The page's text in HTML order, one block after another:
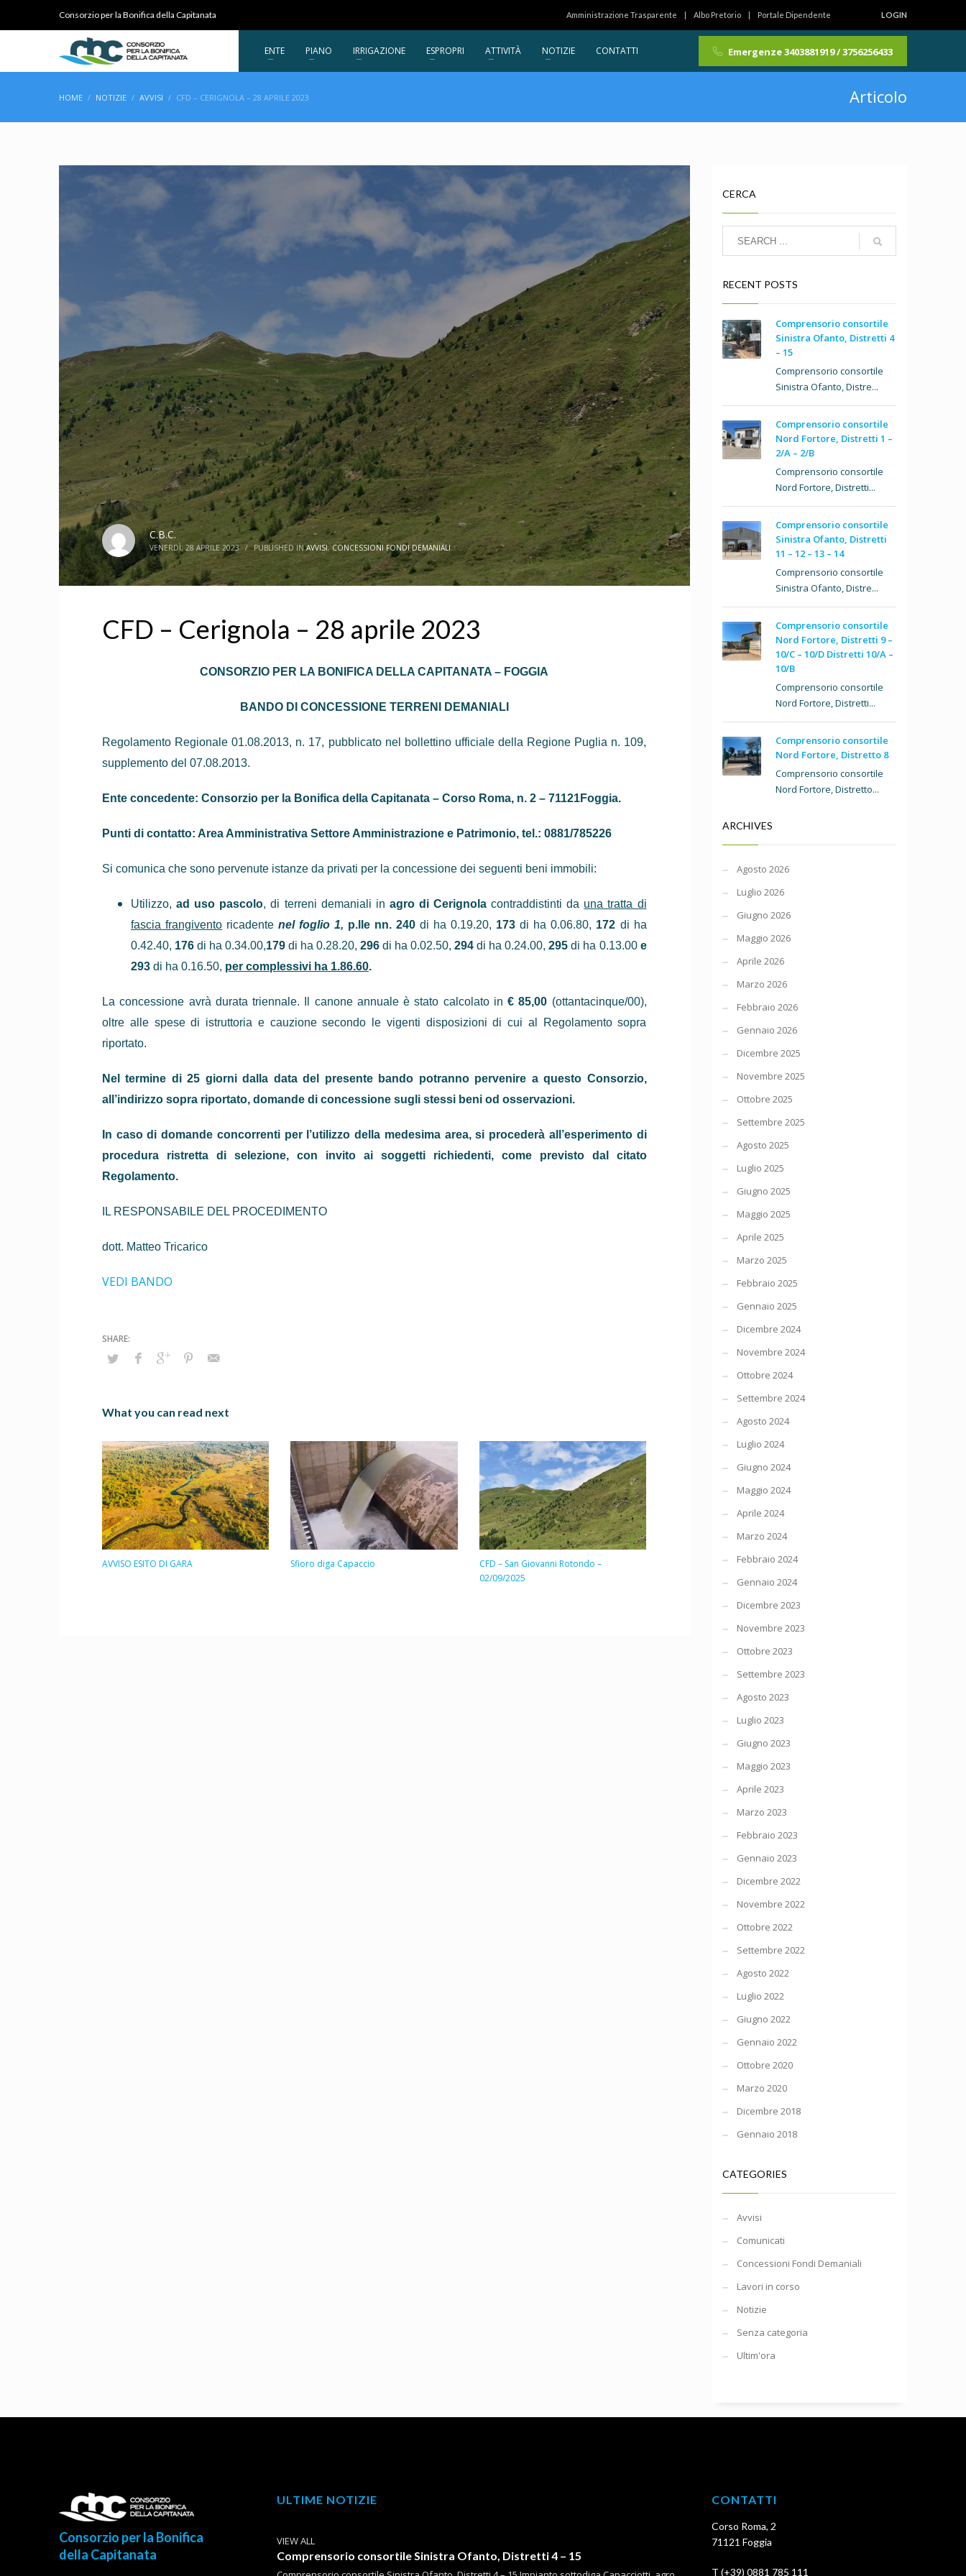
Consorzio per la Bonifica della Capitanata Amministrazione Trasparente Albo Pretorio Portale Dipendente LOGIN
ENTE PIANO IRRIGAZIONE ESPROPRI ATTIVITÀ NOTIZIE CONTATTI Emergenze 3403881919 / 3756256433
HOME NOTIZIE AVVISI CFD – CERIGNOLA – 28 APRILE 2023 Articolo
C.B.C.
VENERDÌ, 28 APRILE 2023 / PUBLISHED INAVVISI, CONCESSIONI FONDI DEMANIALI
CFD – Cerignola – 28 aprile 2023
CONSORZIO PER LA BONIFICA DELLA CAPITANATA – FOGGIA
BANDO DI CONCESSIONE TERRENI DEMANIALI
Regolamento Regionale 01.08.2013, n. 17, pubblicato nel bollettino ufficiale della Regione Puglia n. 109,
supplemento del 07.08.2013.
Ente concedente: Consorzio per la Bonifica della Capitanata – Corso Roma, n. 2 – 71121Foggia.
Punti di contatto: Area Amministrativa Settore Amministrazione e Patrimonio, tel.: 0881/785226
Si comunica che sono pervenute istanze da privati per la concessione dei seguenti beni immobili:
Utilizzo,ad uso pascolo, di terreni demaniali in agro di Cerignola contraddistinti da una tratta di
fascia frangivento ricadentenel foglio 1, p.lle nn. 240di ha 0.19.20, 173 di ha 0.06.80, 172 di ha
0.42.40, 176 di ha 0.34.00,179 di ha 0.28.20,296 di ha 0.02.50,294 di ha 0.24.00,295di ha 0.13.00e
293 di ha 0.16.50, per complessivi ha 1.86.60.
La concessione avrà durata triennale. Il canone annuale è stato calcolato in € 85,00 (ottantacinque/00),
oltre alle spese di istruttoria e cauzione secondo le vigenti disposizioni di cui al Regolamento sopra
riportato.
Nel termine di 25 giorni dalla data del presente bando potranno pervenire a que­sto Consorzio,
all’indirizzo sopra riportato, domande di concessione sugli stessi beni od osserva­zioni.
In caso di domande concorrenti per l’utilizzo della medesima area, si procederà all’esperimento di
procedura ristretta di selezione, con invito ai soggetti richiedenti, come previsto dal citato
Regolamen­to.
IL RESPONSABILE DEL PROCEDIMENTO
dott. Matteo Tricarico
VEDI BANDO
What you can read next
AVVISO ESITO DI GARA Sfioro diga Capaccio
CFD – San Giovanni Rotondo –
02/09/2025
CERCA
RECENT POSTS
Comprensorio consortile
Sinistra Ofanto, Distretti 4
– 15
Comprensorio consortile
Sinistra Ofanto, Distre...
Comprensorio consortile
Nord Fortore, Distretti 1 –
2/A – 2/B
Comprensorio consortile
Nord Fortore, Distretti...
Comprensorio consortile
Sinistra Ofanto, Distretti
11 – 12 – 13 – 14
Comprensorio consortile
Sinistra Ofanto, Distre...
Comprensorio consortile
Nord Fortore, Distretti 9 –
10/C – 10/D Distretti 10/A –
10/B
Comprensorio consortile
Nord Fortore, Distretti...
Comprensorio consortile
Nord Fortore, Distretto 8
Comprensorio consortile
Nord Fortore, Distretto...
ARCHIVES
Agosto 2026
Luglio 2026
Giugno 2026
Maggio 2026
Aprile 2026
Marzo 2026
Febbraio 2026
Gennaio 2026
Dicembre 2025
Novembre 2025
Ottobre 2025
Settembre 2025
Agosto 2025
Luglio 2025
Giugno 2025
Maggio 2025
Aprile 2025
Marzo 2025
Febbraio 2025
Gennaio 2025
Dicembre 2024
Novembre 2024
Ottobre 2024
Settembre 2024
Agosto 2024
Luglio 2024
Giugno 2024
Maggio 2024
Aprile 2024
Marzo 2024
Febbraio 2024
Gennaio 2024
Dicembre 2023
Novembre 2023
Ottobre 2023
Settembre 2023
Agosto 2023
Luglio 2023
Giugno 2023
Maggio 2023
Aprile 2023
Marzo 2023
Febbraio 2023
Gennaio 2023
Dicembre 2022
Novembre 2022
Ottobre 2022
Settembre 2022
Agosto 2022
Luglio 2022
Giugno 2022
Gennaio 2022
Ottobre 2020
Marzo 2020
Dicembre 2018
Gennaio 2018
CATEGORIES
Avvisi
Comunicati
Concessioni Fondi Demaniali
Lavori in corso
Notizie
Senza categoria
Ultim'ora
Consorzio per la Bonifica
della Capitanata
ULTIME NOTIZIE
VIEW ALL
Comprensorio consortile Sinistra Ofanto, Distretti 4 – 15
CONTATTI
Corso Roma, 2
71121 Foggia
T (+39) 0881 785 111